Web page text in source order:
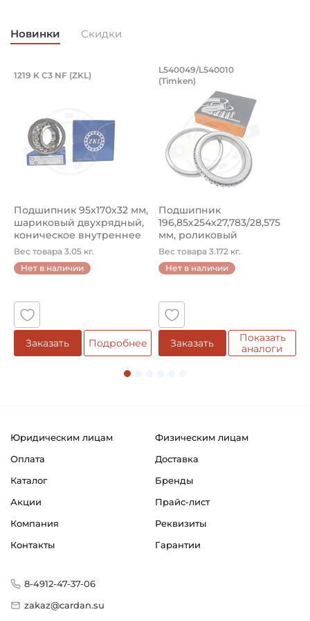
Страна происхождения:
Новинки Скидки
Подшипник 95х170х32 мм, шариковый
Подшипник 95х170х32 мм, шариковый двухрядный,
1219 K C3 NF (ZKL)
Подшипник 95х170х32 мм,
шариковый двухрядный,
коническое внутреннее
кол...
Вес товара 3.05 кг.
Нет в наличии
Заказать Подробнее
Подшипник
Подшипник
L540049/L540010
(Timken)
Подшипник
196,85х254х27,783/28,575
мм, роликовый
однорядный конический
...
Вес товара 3.172 кг.
Нет в наличии
Заказать
Показать
аналоги
Юридическим лицам
Физическим лицам
Оплата
Доставка
Каталог
Бренды
Акции
Прайс-лист
Компания
Реквизиты
Контакты
Гарантии
8-4912-47-37-06
zakaz@cardan.su